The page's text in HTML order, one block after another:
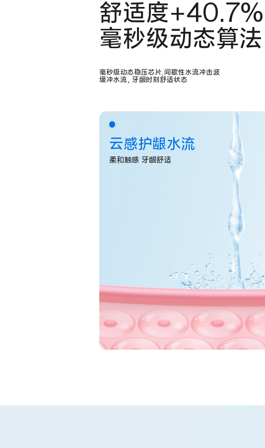
舒适度+40.7%
毫秒级动态算法
毫秒级动态稳压芯片,间歇性水流冲击波
缓冲水流，牙龈时刻舒适状态
云感护龈水流
柔和触感 牙龈舒适